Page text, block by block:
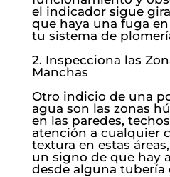
el indicador sigue
que haya una fuga
tu sistema de
2. Inspecciona las
Manchas
Otro indicio de una
agua son las zonas
en las paredes,
atención a cualquier
textura en estas
un signo de que hay
desde alguna tubería